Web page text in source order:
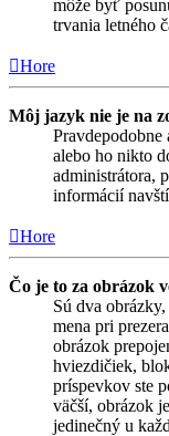
môže byť
trvania letného
Hore
Môj jazyk nie je na
Pravdepodobne
alebo ho nikto
administrátora,
informácií
Hore
Čo je to za obrázok
Sú dva
mena pri
obrázok
hviezdičiek,
príspevkov ste
väčší, obrázok
jedinečný u